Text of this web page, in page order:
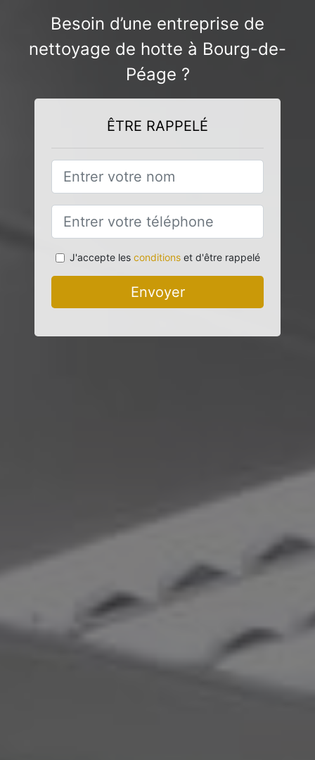
Besoin d’une entreprise de
nettoyage de hotte à Bourg-de-
Péage ?
ÊTRE RAPPELÉ
J'accepte les conditionset d'être rappelé
Envoyer